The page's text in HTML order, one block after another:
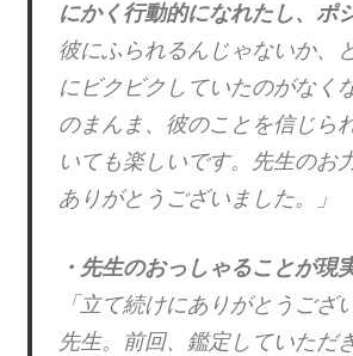
にかく行動的になれたし、ポ
彼にふられるんじゃないか、
にビクビクしていたのがなく
のまんま、彼のことを信じら
いても楽しいです。先生のお
ありがとうございました。」
・先生のおっしゃることが現
「立て続けにありがとうござ
先生。前回、鑑定していただき